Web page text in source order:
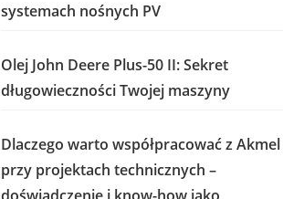
systemach nośnych PV
Olej John Deere Plus-50 II: Sekret
długowieczności Twojej maszyny
Dlaczego warto współpracować z Akmel
przy projektach technicznych –